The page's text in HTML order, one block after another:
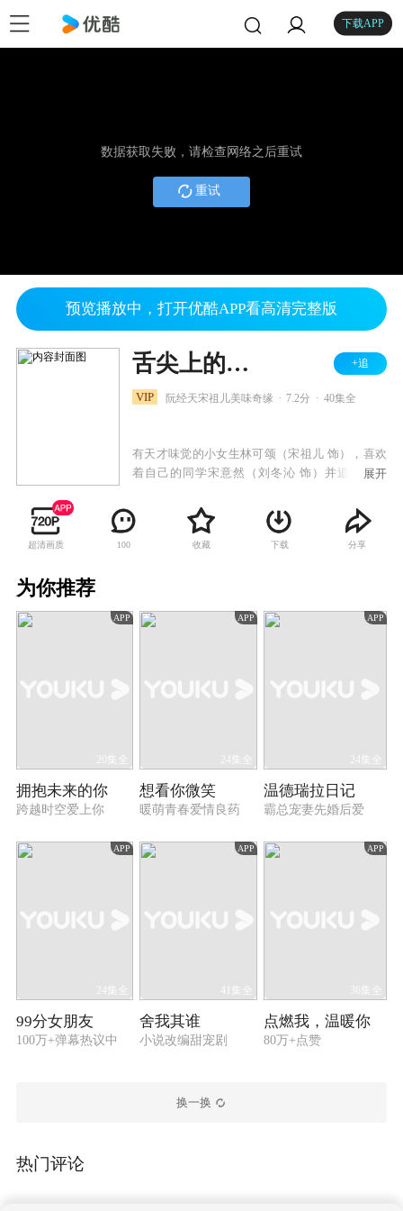
下载APP
数据获取失败，请检查网络之后重试
重试
预览播放中，打开优酷APP看高清完整版
舌尖上的心跳 +追
VIP 阮经天宋祖儿美味奇缘 7.2分 40集全
有天才味觉的小女生林可颂（宋祖儿 饰），喜欢
着自己的同学宋意然（刘冬沁 饰）并追到了美
经天 饰）。江千帆收了林可颂为徒并传授她厨
艺，还一起准备参加三个月以后的厨艺大赛。林
可颂虽然有着天才味觉，但是对厨艺是一窍不
己。在这个过程中宋意然也渐渐的对林可颂产生
展开
超清画质 100 收藏 下载 分享
为你推荐
APP
20集全
拥抱未来的你
跨越时空爱上你
APP
24集全
想看你微笑
暖萌青春爱情良药
APP
24集全
温德瑞拉日记
霸总宠妻先婚后爱
APP
24集全
99分女朋友
100万+弹幕热议中
APP
41集全
舍我其谁
小说改编甜宠剧
APP
36集全
点燃我，温暖你
80万+点赞
换一换
热门评论